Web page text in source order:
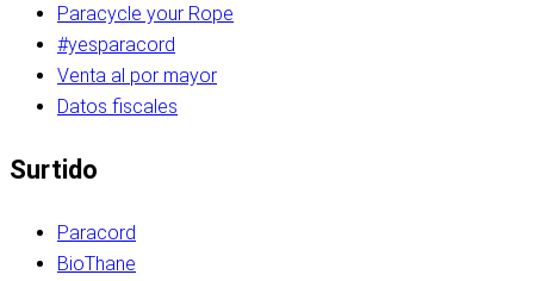
Paracycle your Rope
#yesparacord
Venta al por mayor
Datos fiscales
Surtido
Paracord
BioThane